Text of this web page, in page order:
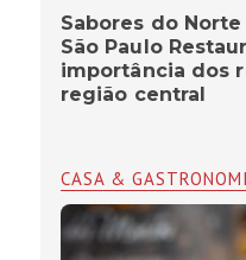
Sabores do
São Paulo
importância dos
região central
CASA &